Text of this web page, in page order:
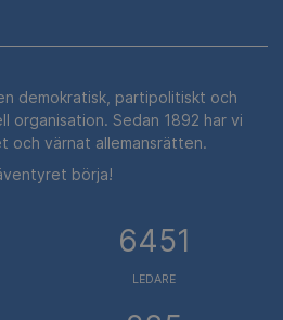
demokratisk, partipolitiskt och
organisation. Sedan 1892 har vi
och värnat allemansrätten.
börja!
6451
LEDARE